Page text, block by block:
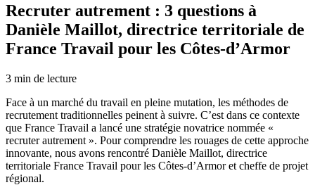
Recruter autrement : 3 questions à
Danièle Maillot, directrice territoriale de
France Travail pour les Côtes-d’Armor
3 min de lecture
Face à un marché du travail en pleine mutation, les méthodes de
recrutement traditionnelles peinent à suivre. C’est dans ce contexte
que France Travail a lancé une stratégie novatrice nommée «
recruter autrement ». Pour comprendre les rouages de cette approche
innovante, nous avons rencontré Danièle Maillot, directrice
territoriale France Travail pour les Côtes-d’Armor et cheffe de projet
régional.